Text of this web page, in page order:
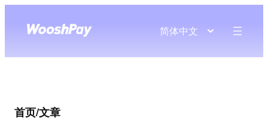
简体中文
首页/文章